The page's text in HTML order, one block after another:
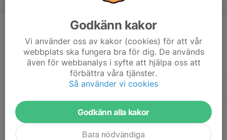
v.34
19:45
21:15
Träning Norrala IP Dam
Norrala IP
20
21:00
Match mot Delsbo IF Dam
Divi 3. Damer
Godkänn kakor
Vi använder oss av kakor (cookies) för att vår
webbplats ska fungera bra för dig. De används
även för webbanalys i syfte att hjälpa oss att
förbättra våra tjänster.
Så använder vi cookies
Godkänn alla kakor
Bara nödvändiga